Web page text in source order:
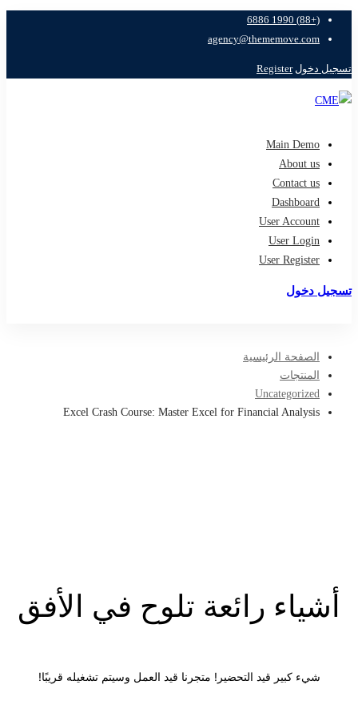
(+88) 1990 6886
agency@thememove.com
تسجيل دخول Register
Main Demo
About us
Contact us
Dashboard
User Account
User Login
User Register
تسجيل دخول
الصفحة الرئيسية
المنتجات
Uncategorized
Excel Crash Course: Master Excel for Financial Analysis
أشياء رائعة تلوح في الأفق
شيء كبير قيد التحضير! متجرنا قيد العمل وسيتم تشغيله قريبًا!